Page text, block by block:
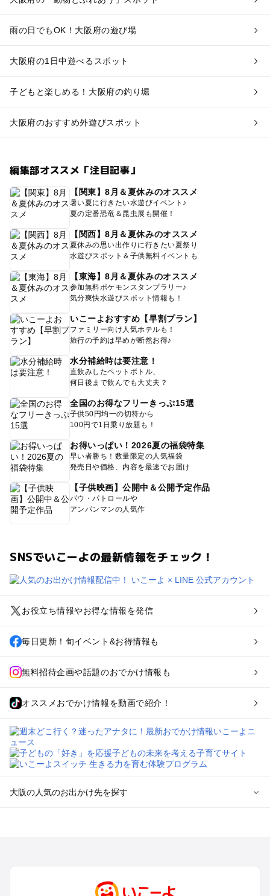
雨の日でもOK！大阪府の遊び場
大阪府の1日中遊べるスポット
子どもと楽しめる！大阪府の釣り堀
大阪府のおすすめ外遊びスポット
編集部オススメ「注目記事」
【関東】8月＆夏休みのオススメ
暑い夏に行きたい水遊びイベント♪
夏の定番恐竜＆昆虫展も開催！
【関西】8月＆夏休みのオススメ
夏休みの思い出作りに行きたい夏祭り
水遊びスポット＆子供無料イベントも
【東海】8月＆夏休みのオススメ
参加無料ポケモンスタンプラリー♪
気分爽快水遊びスポット情報も！
いこーよおすすめ【早割プラン】
ファミリー向け人気ホテルも！
旅行の予約は早めが断然お得♪
水分補給時は要注意！
直飲みしたペットボトル、
何日後まで飲んでも大丈夫？
全国のお得なフリーきっぷ15選
子供50円均一の切符から
100円で1日乗り放題も！
お得いっぱい！2026夏の福袋特集
早い者勝ち！数量限定の人気福袋
発売日や価格、内容を最速でお届け
【子供映画】公開中＆公開予定作品
パウ・パトロールや
アンパンマンの人気作
SNSでいこーよの最新情報をチェック！
お役立ち情報やお得な情報を発信
毎日更新！旬イベント&お得情報も
無料招待企画や話題のおでかけ情報も
オススメおでかけ情報を動画で紹介！
大阪の人気のお出かけ先を探す
梅田・キタ・淀屋橋・本町・福島のプールお出かけ